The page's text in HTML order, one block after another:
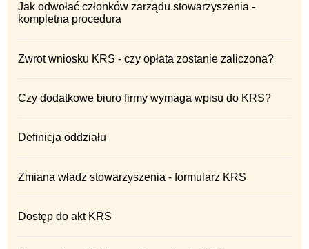
Jak odwołać członków zarządu stowarzyszenia -
kompletna procedura
Zwrot wniosku KRS - czy opłata zostanie zaliczona?
Czy dodatkowe biuro firmy wymaga wpisu do KRS?
Definicja oddziału
Zmiana władz stowarzyszenia - formularz KRS
Dostęp do akt KRS